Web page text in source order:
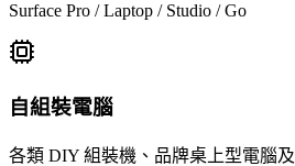
Surface Pro / Laptop / Studio / Go
自組裝電腦
各類 DIY 組裝機、品牌桌上型電腦